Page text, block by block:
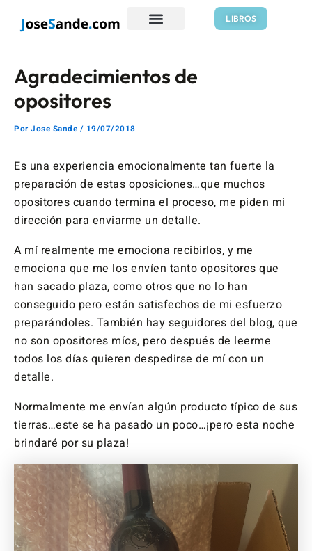
LIBROS
Agradecimientos de
opositores
Por Jose Sande / 19/07/2018
Es una experiencia emocionalmente tan fuerte la
preparación de estas oposiciones…que muchos
opositores cuando termina el proceso, me piden mi
dirección para enviarme un detalle.
A mí realmente me emociona recibirlos, y me
emociona que me los envíen tanto opositores que
han sacado plaza, como otros que no lo han
conseguido pero están satisfechos de mi esfuerzo
preparándoles. También hay seguidores del blog, que
no son opositores míos, pero después de leerme
todos los días quieren despedirse de mí con un
detalle.
Normalmente me envían algún producto típico de sus
tierras…este se ha pasado un poco…¡pero esta noche
brindaré por su plaza!
de